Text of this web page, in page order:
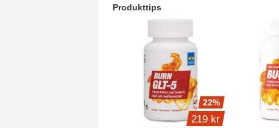
Produkttips
22%
219 kr